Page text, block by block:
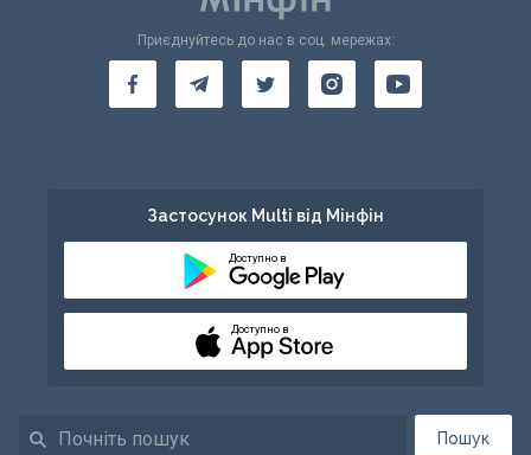
Пошук
Приєднуйтесь до нас в соц. мережах:
Застосунок Multi від Мінфін
Доступно в
Доступно в